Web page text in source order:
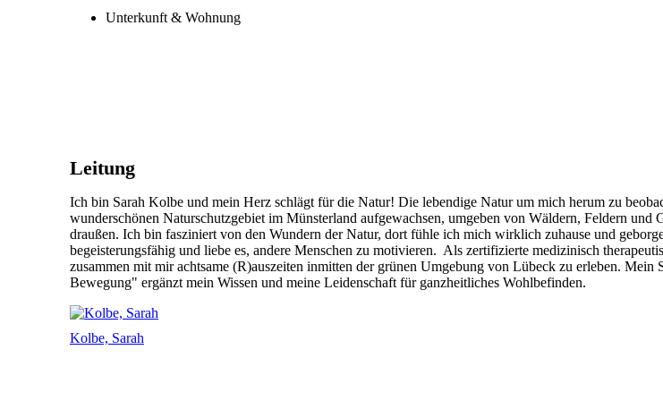
Unterkunft & Wohnung
Leitung
Ich bin Sarah Kolbe und mein Herz schlägt für die Natur! Die lebendige Natur um mich herum zu
wunderschönen Naturschutzgebiet im Münsterland aufgewachsen, umgeben von Wäldern, Feldern
draußen. Ich bin fasziniert von den Wundern der Natur, dort fühle ich mich wirklich zuhause und
begeisterungsfähig und liebe es, andere Menschen zu motivieren. Als zertifizierte medizinisch
zusammen mit mir achtsame (R)auszeiten inmitten der grünen Umgebung von Lübeck zu erleben.
Bewegung" ergänzt mein Wissen und meine Leidenschaft für ganzheitliches Wohlbefinden.
Kolbe, Sarah